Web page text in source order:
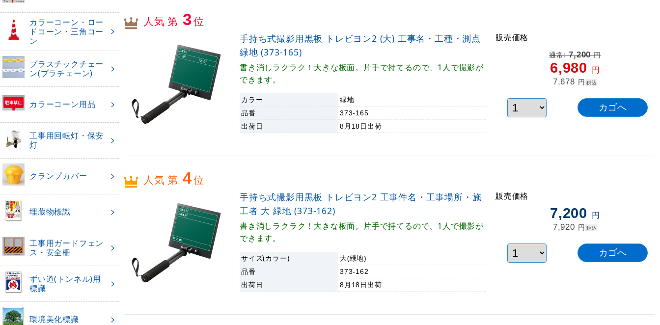
人気 第 3位
手持ち式撮影用黒板 トレビヨン2 (大) 工事名・工種・測点
緑地 (373-165)
書き消しラクラク！大きな板面。片手で持てるので、1人で撮影が
できます。
カラー
緑地
品番
373-165
出荷日 8月18日出荷
販売価格
通常:7,200円
6,980 円
7,678 円 税込
人気 第 4位
手持ち式撮影用黒板 トレビヨン2 工事件名・工事場所・施
工者 大 緑地 (373-162)
書き消しラクラク！大きな板面。片手で持てるので、1人で撮影が
できます。
サイズ(カラー)
大(緑地)
品番
373-162
出荷日 8月18日出荷
販売価格
7,200 円
7,920 円 税込
カラーコーン・ロー
ドコーン・三角コー
ン
プラスチックチェー
ン(プラチェーン)
カラーコーン用品
工事用回転灯・保安
灯
クランプカバー
埋蔵物標識
工事用ガードフェン
ス・安全柵
ずい道(トンネル)用
標識
環境美化標識